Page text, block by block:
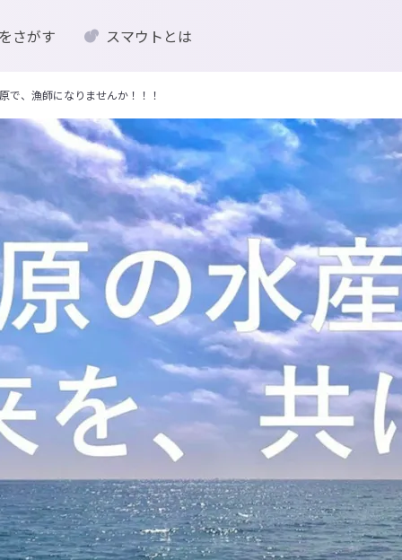
さがす スマウトとは
で、漁師になりませんか！！！